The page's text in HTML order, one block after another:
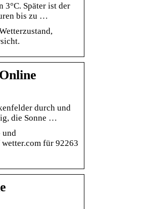
3°C. Später ist der
bis zu …
durch und
die Sonne …
und
für 92263